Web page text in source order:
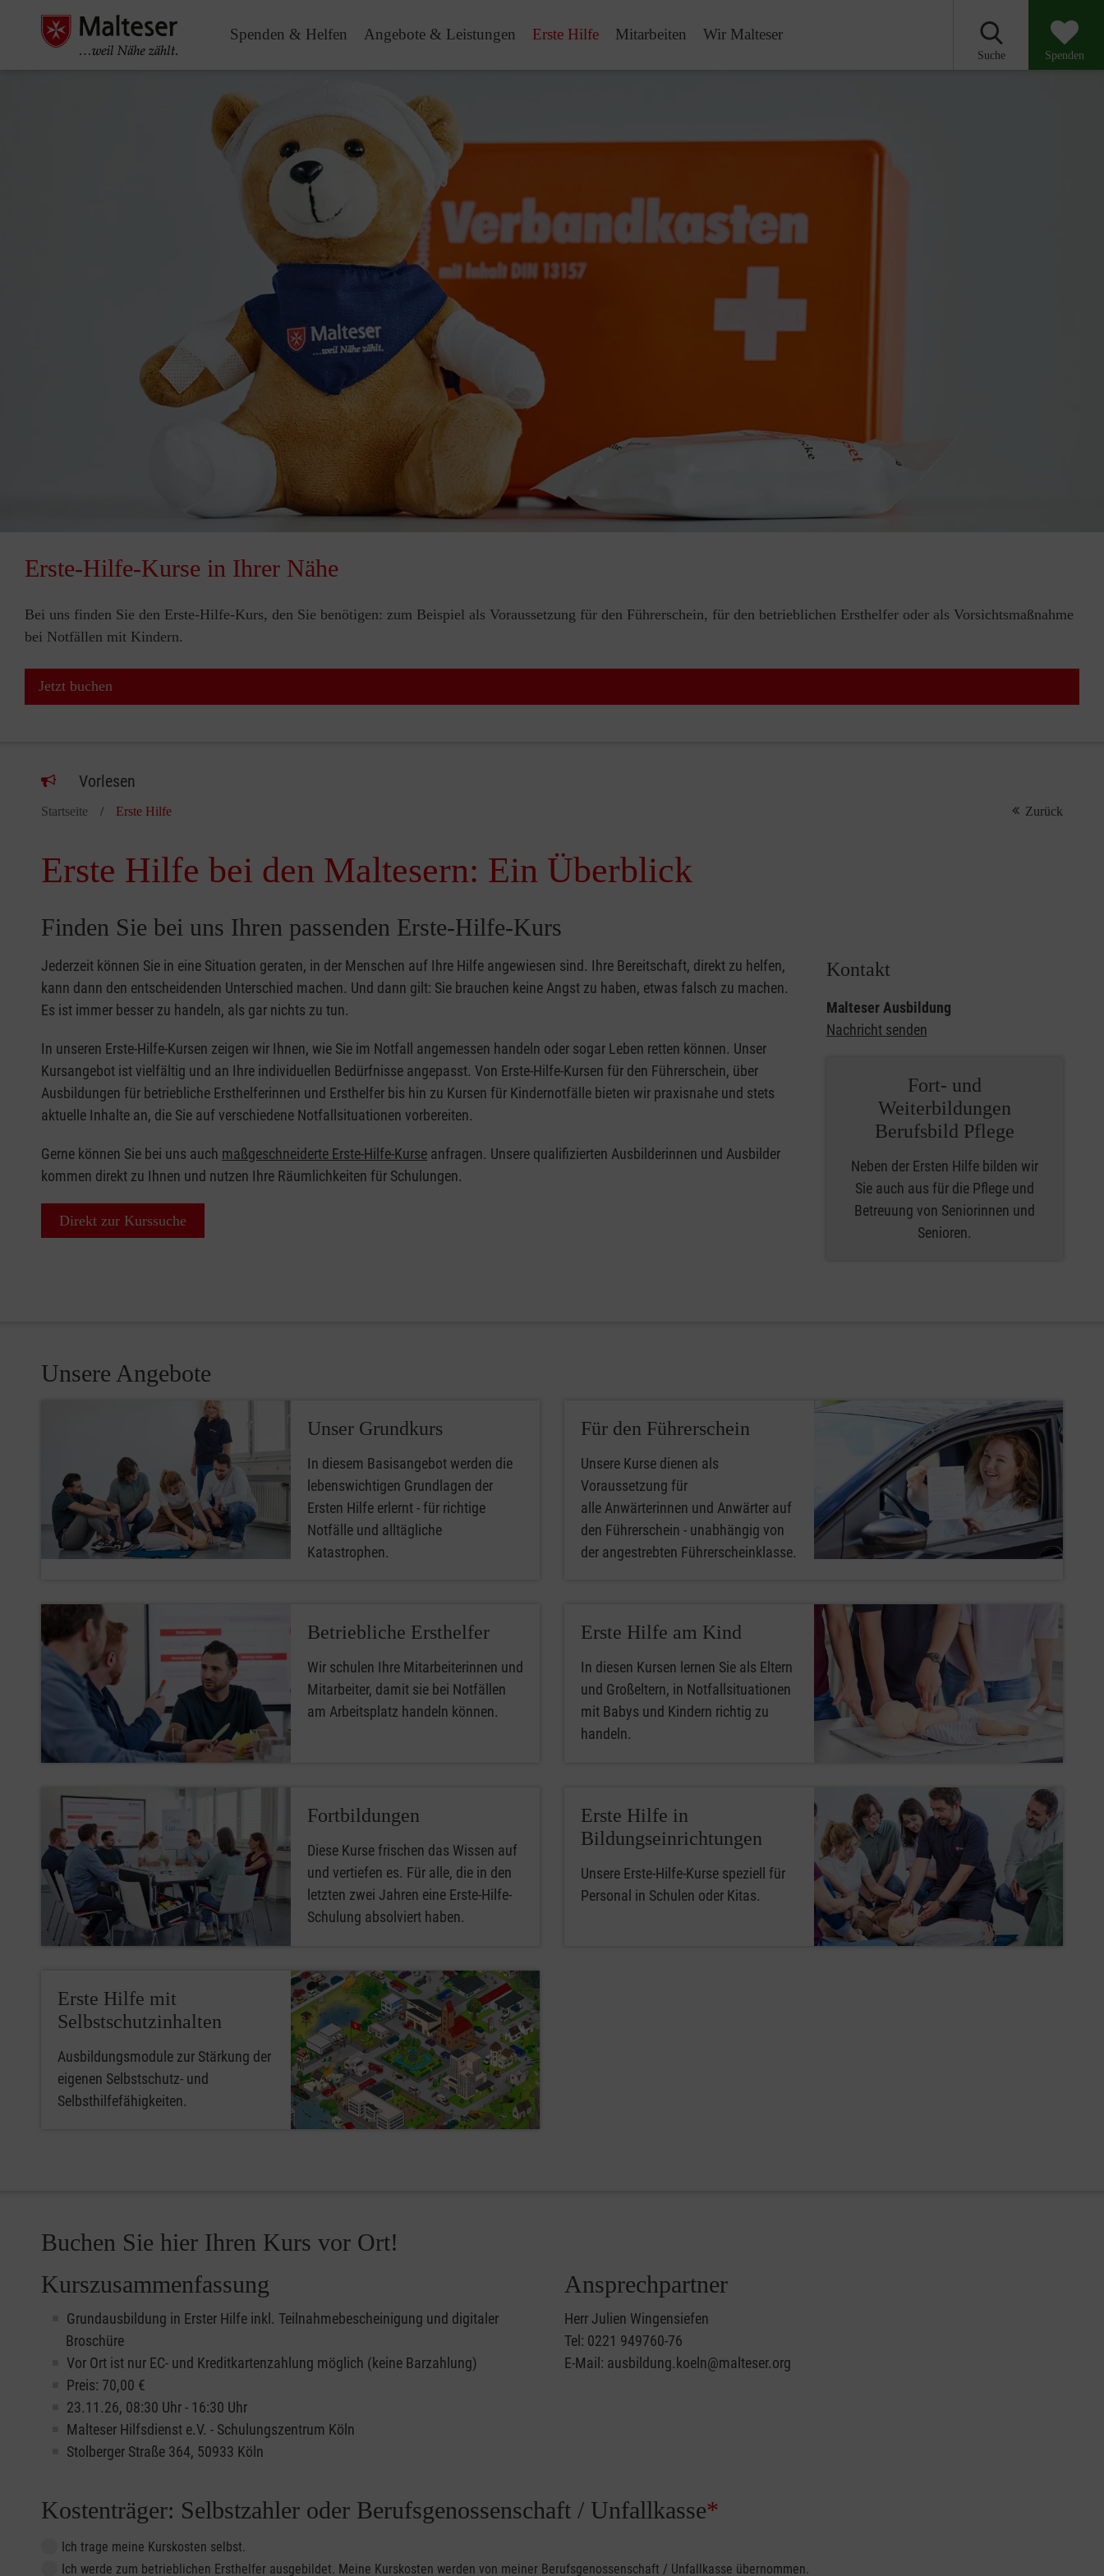
Spenden & Helfen Angebote & Leistungen Erste Hilfe Mitarbeiten Wir Malteser
Suche Spenden
Erste-Hilfe-Kurse in Ihrer Nähe
Bei uns finden Sie den Erste-Hilfe-Kurs, den Sie benötigen: zum Beispiel als Voraussetzung für den Führerschein, für den betrieblichen Ersthelfer oder als Vorsichtsmaßnahme
bei Notfällen mit Kindern.
Jetzt buchen
Vorlesen
Startseite Erste Hilfe Zurück
Erste Hilfe bei den Maltesern: Ein Überblick
Finden Sie bei uns Ihren passenden Erste-Hilfe-Kurs
Jederzeit können Sie in eine Situation geraten, in der Menschen auf Ihre Hilfe angewiesen sind. Ihre Bereitschaft, direkt zu helfen,
kann dann den entscheidenden Unterschied machen. Und dann gilt: Sie brauchen keine Angst zu haben, etwas falsch zu machen.
Es ist immer besser zu handeln, als gar nichts zu tun.
In unseren Erste-Hilfe-Kursen zeigen wir Ihnen, wie Sie im Notfall angemessen handeln oder sogar Leben retten können. Unser
Kursangebot ist vielfältig und an Ihre individuellen Bedürfnisse angepasst. Von Erste-Hilfe-Kursen für den Führerschein, über
Ausbildungen für betriebliche Ersthelferinnen und Ersthelfer bis hin zu Kursen für Kindernotfälle bieten wir praxisnahe und stets
aktuelle Inhalte an, die Sie auf verschiedene Notfallsituationen vorbereiten.
Gerne können Sie bei uns auch maßgeschneiderte Erste-Hilfe-Kurse anfragen. Unsere qualifizierten Ausbilderinnen und Ausbilder
kommen direkt zu Ihnen und nutzen Ihre Räumlichkeiten für Schulungen.
Direkt zur Kurssuche
Kontakt
Malteser Ausbildung
Nachricht senden
Fort- und
Weiterbildungen
Berufsbild Pflege
Neben der Ersten Hilfe bilden wir
Sie auch aus für die Pflege und
Betreuung von Seniorinnen und
Senioren.
Unsere Angebote
Unser Grundkurs
In diesem Basisangebot werden die
lebenswichtigen Grundlagen der
Ersten Hilfe erlernt - für richtige
Notfälle und alltägliche
Katastrophen.
Für den Führerschein
Unsere Kurse dienen als
Voraussetzung für
alle Anwärterinnen und Anwärter auf
den Führerschein - unabhängig von
der angestrebten Führerscheinklasse.
Betriebliche Ersthelfer
Wir schulen Ihre Mitarbeiterinnen und
Mitarbeiter, damit sie bei Notfällen
am Arbeitsplatz handeln können.
Erste Hilfe am Kind
In diesen Kursen lernen Sie als Eltern
und Großeltern, in Notfallsituationen
mit Babys und Kindern richtig zu
handeln.
Fortbildungen
Diese Kurse frischen das Wissen auf
und vertiefen es. Für alle, die in den
letzten zwei Jahren eine Erste-Hilfe-
Schulung absolviert haben.
Erste Hilfe in
Bildungseinrichtungen
Unsere Erste-Hilfe-Kurse speziell für
Personal in Schulen oder Kitas.
Erste Hilfe mit
Selbstschutzinhalten
Ausbildungsmodule zur Stärkung der
eigenen Selbstschutz- und
Selbsthilfefähigkeiten.
Buchen Sie hier Ihren Kurs vor Ort!
Kurszusammenfassung
Grundausbildung in Erster Hilfe inkl. Teilnahmebescheinigung und digitaler
Broschüre
Vor Ort ist nur EC- und Kreditkartenzahlung möglich (keine Barzahlung)
Preis: 70,00 €
23.11.26, 08:30 Uhr - 16:30 Uhr
Malteser Hilfsdienst e.V. - Schulungszentrum Köln
Stolberger Straße 364, 50933 Köln
Ansprechpartner
Herr Julien Wingensiefen
Tel: 0221 949760-76
E-Mail: ausbildung.koeln@malteser.org
Kostenträger: Selbstzahler oder Berufsgenossenschaft / Unfallkasse*
Ich trage meine Kurskosten selbst.
Ich werde zum betrieblichen Ersthelfer ausgebildet. Meine Kurskosten werden von meiner Berufsgenossenschaft / Unfallkasse übernommen.